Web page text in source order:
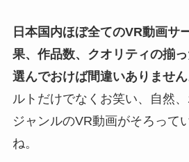
日本国内ほぼ全てのVR動画サ
果、作品数、クオリティの揃
選んでおけば間違いありません
ルトだけでなくお笑い、自然
ジャンルのVR動画がそろって
ね。